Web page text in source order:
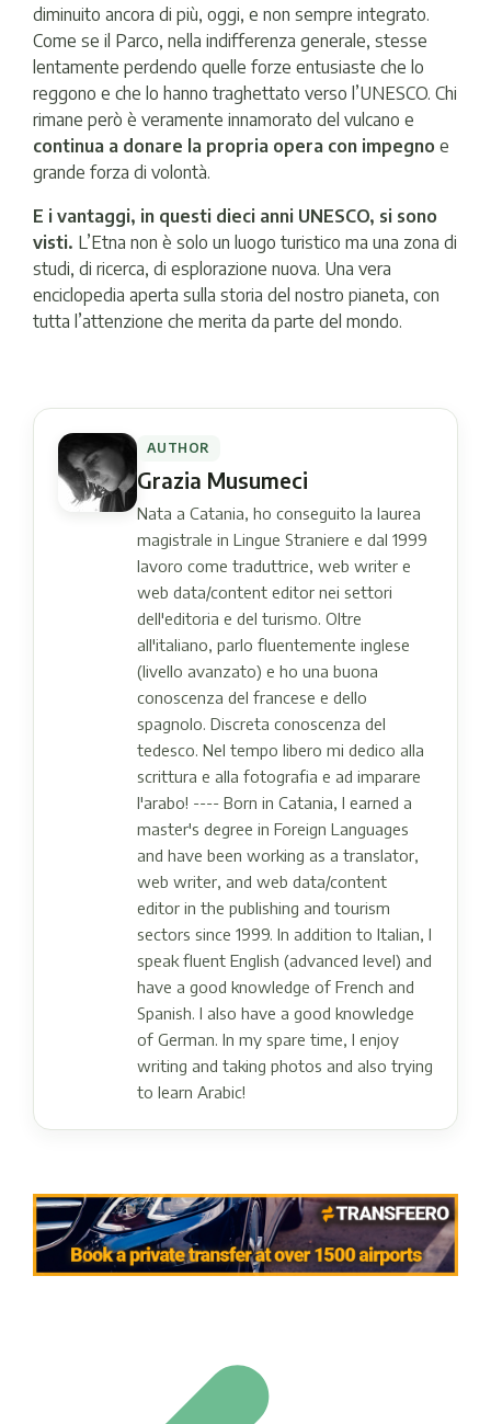
diminuito ancora di più, oggi, e non sempre integrato.
Come se il Parco, nella indifferenza generale, stesse
lentamente perdendo quelle forze entusiaste che lo
reggono e che lo hanno traghettato verso l’UNESCO. Chi
rimane però è veramente innamorato del vulcano e
continua a donare la propria opera con impegno e
grande forza di volontà.
E i vantaggi, in questi dieci anni UNESCO, si sono
visti. L’Etna non è solo un luogo turistico ma una zona di
studi, di ricerca, di esplorazione nuova. Una vera
enciclopedia aperta sulla storia del nostro pianeta, con
tutta l’attenzione che merita da parte del mondo.
AUTHOR
Grazia Musumeci
Nata a Catania, ho conseguito la laurea
magistrale in Lingue Straniere e dal 1999
lavoro come traduttrice, web writer e
web data/content editor nei settori
dell'editoria e del turismo. Oltre
all'italiano, parlo fluentemente inglese
(livello avanzato) e ho una buona
conoscenza del francese e dello
spagnolo. Discreta conoscenza del
tedesco. Nel tempo libero mi dedico alla
scrittura e alla fotografia e ad imparare
l'arabo! ---- Born in Catania, I earned a
master's degree in Foreign Languages ​​
and have been working as a translator,
web writer, and web data/content
editor in the publishing and tourism
sectors since 1999. In addition to Italian, I
speak fluent English (advanced level) and
have a good knowledge of French and
Spanish. I also have a good knowledge
of German. In my spare time, I enjoy
writing and taking photos and also trying
to learn Arabic!